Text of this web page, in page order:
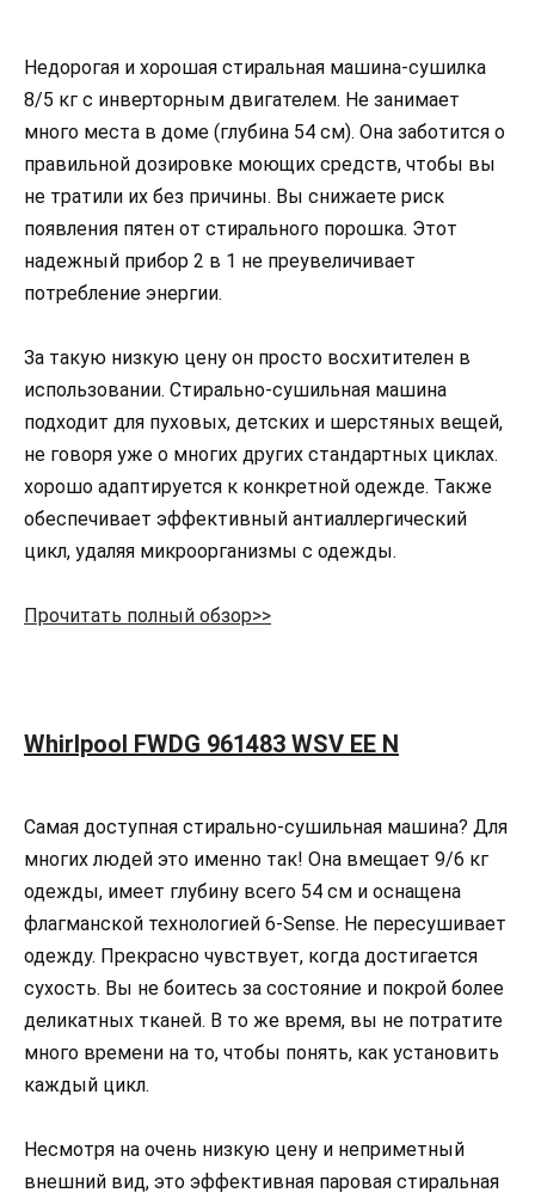
Недорогая и хорошая стиральная машина-сушилка
8/5 кг с инверторным двигателем. Не занимает
много места в доме (глубина 54 см). Она заботится о
правильной дозировке моющих средств, чтобы вы
не тратили их без причины. Вы снижаете риск
появления пятен от стирального порошка. Этот
надежный прибор 2 в 1 не преувеличивает
потребление энергии.
За такую низкую цену он просто восхитителен в
использовании. Стирально-сушильная машина
подходит для пуховых, детских и шерстяных вещей,
не говоря уже о многих других стандартных циклах.
хорошо адаптируется к конкретной одежде. Также
обеспечивает эффективный антиаллергический
цикл, удаляя микроорганизмы с одежды.
Прочитать полный обзор>>
Whirlpool FWDG 961483 WSV EE N
Самая доступная стирально-сушильная машина? Для
многих людей это именно так! Она вмещает 9/6 кг
одежды, имеет глубину всего 54 см и оснащена
флагманской технологией 6-Sense. Не пересушивает
одежду. Прекрасно чувствует, когда достигается
сухость. Вы не боитесь за состояние и покрой более
деликатных тканей. В то же время, вы не потратите
много времени на то, чтобы понять, как установить
каждый цикл.
Несмотря на очень низкую цену и неприметный
внешний вид, это эффективная паровая стиральная